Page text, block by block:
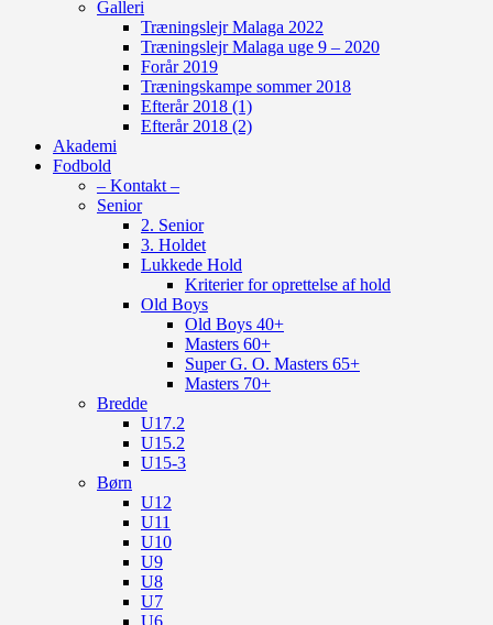
Galleri
Træningslejr Malaga 2022
Træningslejr Malaga uge 9 – 2020
Forår 2019
Træningskampe sommer 2018
Efterår 2018 (1)
Efterår 2018 (2)
Akademi
Fodbold
– Kontakt –
Senior
2. Senior
3. Holdet
Lukkede Hold
Kriterier for oprettelse af hold
Old Boys
Old Boys 40+
Masters 60+
Super G. O. Masters 65+
Masters 70+
Bredde
U17.2
U15.2
U15-3
Børn
U12
U11
U10
U9
U8
U7
U6